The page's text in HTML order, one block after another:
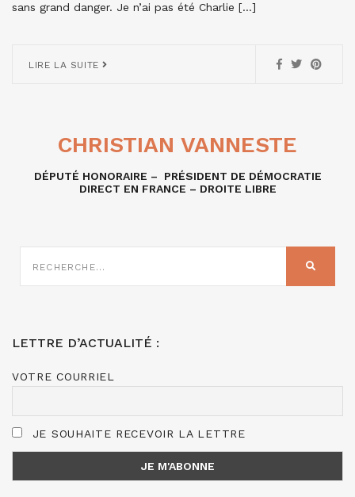
sans grand danger. Je n’ai pas été Charlie […]
LIRE LA SUITE
CHRISTIAN VANNESTE
DÉPUTÉ HONORAIRE – PRÉSIDENT DE DÉMOCRATIE
DIRECT EN FRANCE – DROITE LIBRE
SUR
LETTRE D’ACTUALITÉ :
VOTRE COURRIEL
JE SOUHAITE RECEVOIR LA LETTRE